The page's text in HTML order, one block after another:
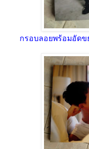
กรอบลอยพร้อมอัดข